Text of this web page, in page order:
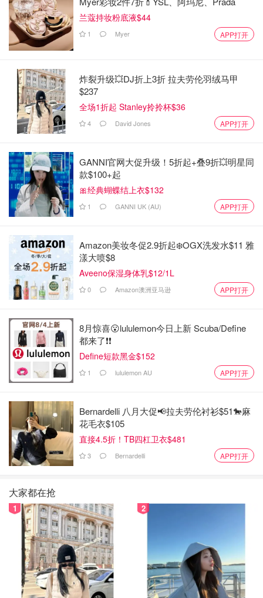
兰蔻持妆粉底液$44
1 Myer APP打开
炸裂升级💥DJ折上3折 拉夫劳伦羽绒马甲
$237
全场1折起 Stanley拎拎杯$36
4 David Jones APP打开
GANNI官网大促升级！5折起+叠9折💥明星同
款$100+起
🎀经典蝴蝶结上衣$132
1 GANNI UK (AU) APP打开
Amazon美妆冬促2.9折起❄️OGX洗发水$11 雅
漾大喷$8
Aveeno保湿身体乳$12/1L
0 Amazon澳洲亚马逊 APP打开
8月惊喜😮lululemon今日上新 Scuba/Define
都来了❗️❗️
Define短款黑金$152
1 lululemon AU APP打开
Bernardelli 八月大促📢拉夫劳伦衬衫$51🐎麻
花毛衣$105
直接4.5折！TB四杠卫衣$481
3 Bernardelli APP打开
大家都在抢
1 2